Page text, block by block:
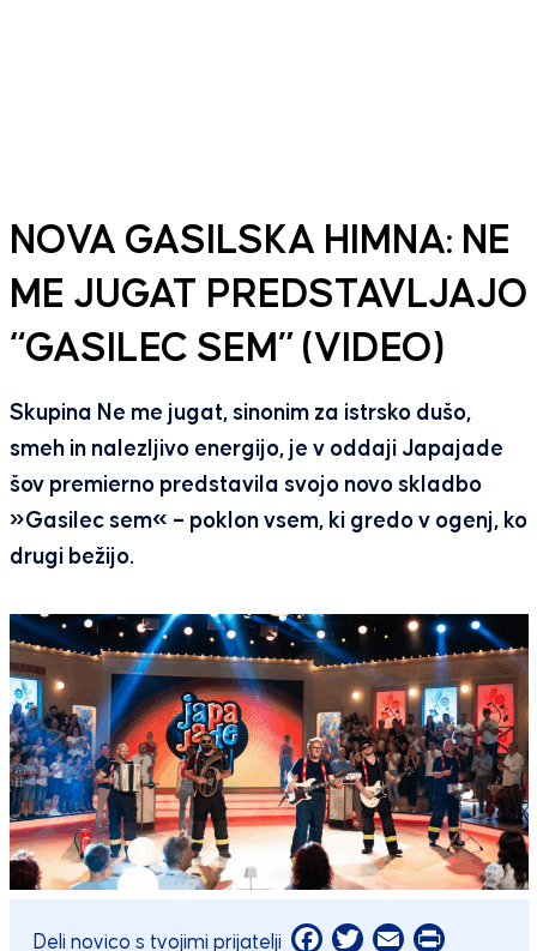
NOVA GASILSKA HIMNA: NE
ME JUGAT PREDSTAVLJAJO
“GASILEC SEM” (VIDEO)
Skupina Ne me jugat, sinonim za istrsko dušo,
smeh in nalezljivo energijo, je v oddaji Japajade
šov premierno predstavila svojo novo skladbo
»Gasilec sem« – poklon vsem, ki gredo v ogenj, ko
drugi bežijo.
Deli novico s tvojimi prijatelji Facebook
Twitter
EmailPrint